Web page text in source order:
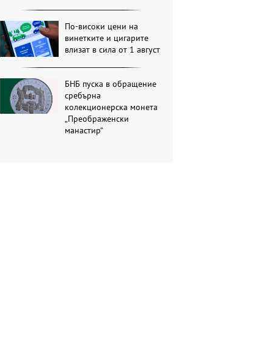
По-високи цени на
винетките и цигарите
влизат в сила от 1 август
БНБ пуска в обращение
сребърна
колекционерска монета
„Преображенски
манастир“